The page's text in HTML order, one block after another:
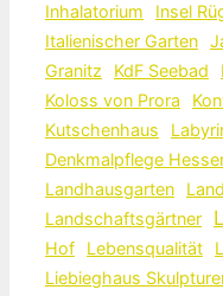
Inhalatorium
Insel
Italienischer Garten
Granitz
KdF Seebad
Koloss von Prora
Kutschenhaus
Denkmalpflege
Landhausgarten
Landschaftsgärtner
Hof
Lebensqualität
Liebieghaus